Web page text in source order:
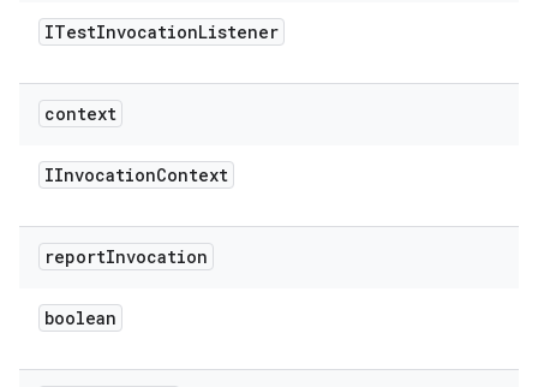
ITestInvocationListener
context
IInvocationContext
reportInvocation
boolean